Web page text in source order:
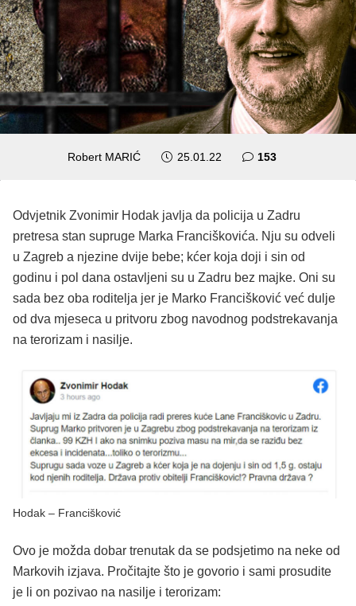
Robert MARIĆ 25.01.22 153komentara
Odvjetnik Zvonimir Hodak javlja da policija u Zadru
pretresa stan supruge Marka Franciškovića. Nju su odveli
u Zagreb a njezine dvije bebe; kćer koja doji i sin od
godinu i pol dana ostavljeni su u Zadru bez majke. Oni su
sada bez oba roditelja jer je Marko Francišković već dulje
od dva mjeseca u pritvoru zbog navodnog podstrekavanja
na terorizam i nasilje.
Hodak – Francišković
Ovo je možda dobar trenutak da se podsjetimo na neke od
Markovih izjava. Pročitajte što je govorio i sami prosudite
je li on pozivao na nasilje i terorizam: